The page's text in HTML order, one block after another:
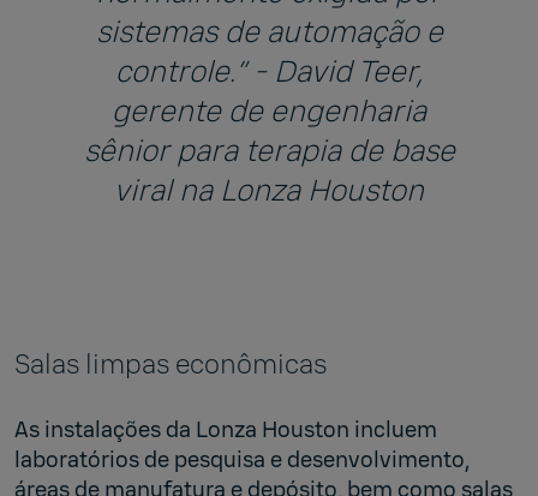
sistemas de automação e
controle.” - David Teer,
gerente de engenharia
sênior para terapia de base
viral na Lonza Houston
Salas limpas econômicas
As instalações da Lonza Houston incluem
laboratórios de pesquisa e desenvolvimento,
áreas de manufatura e depósito, bem como salas